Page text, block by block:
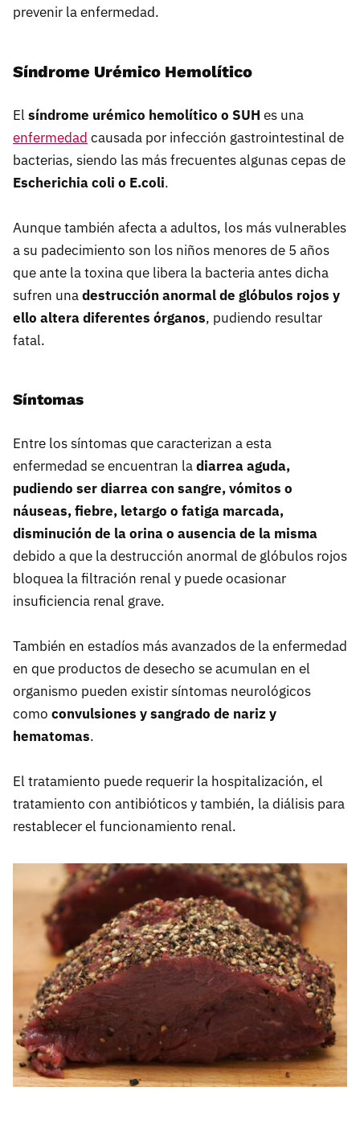
prevenir la enfermedad.
Síndrome Urémico Hemolítico
El síndrome urémico hemolítico o SUH es una
enfermedad causada por infección gastrointestinal de
bacterias, siendo las más frecuentes algunas cepas de
Escherichia coli o E.coli.
Aunque también afecta a adultos, los más vulnerables
a su padecimiento son los niños menores de 5 años
que ante la toxina que libera la bacteria antes dicha
sufren unadestrucción anormal de glóbulos rojos y
ello altera diferentes órganos, pudiendo resultar
fatal.
Síntomas
Entre los síntomas que caracterizan a esta
enfermedad se encuentran ladiarrea aguda,
pudiendo ser diarrea con sangre, vómitos o
náuseas, fiebre, letargo o fatiga marcada,
disminución de la orina o ausencia de la misma
debido a que la destrucción anormal de glóbulos rojos
bloquea la filtración renal y puede ocasionar
insuficiencia renal grave.
También en estadíos más avanzados de la enfermedad
en que productos de desecho se acumulan en el
organismo pueden existir síntomas neurológicos
como convulsiones y sangrado de nariz y
hematomas.
El tratamiento puede requerir la hospitalización, el
tratamiento con antibióticos y también, la diálisis para
restablecer el funcionamiento renal.